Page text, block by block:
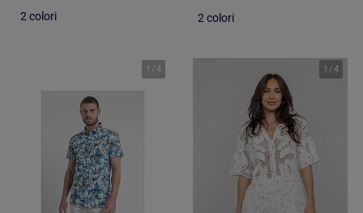
2 colori 2 colori
1 /4 1 /4